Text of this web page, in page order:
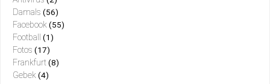
Damals (56)
Facebook (55)
Football (1)
Fotos (17)
Frankfurt (8)
Gebek (4)